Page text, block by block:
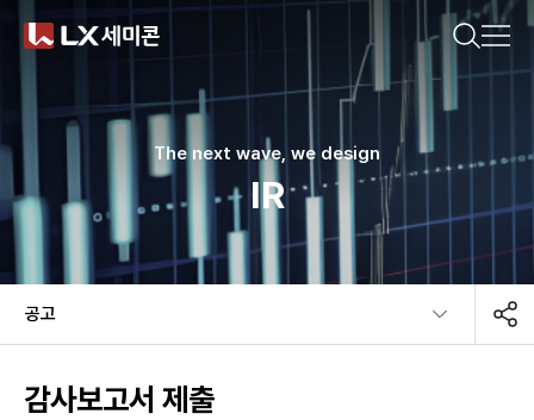
KRENCN(简体)CN(繁體)
기업소개
제품소개
지속가능경영
궁금한 내용을 검색해보세요.
#DDI
#Timing Controller
#MCU
#Motor IC
The next wave, we design
IR
공고​
감사보고서 제출